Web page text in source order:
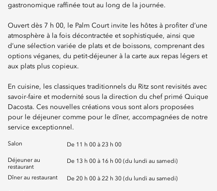
gastronomique raffinée tout au long de la journée.
Ouvert dès 7 h 00, le Palm Court invite les hôtes à profiter d’une
atmosphère à la fois décontractée et sophistiquée, ainsi que
d’une sélection variée de plats et de boissons, comprenant des
options véganes, du petit-déjeuner à la carte aux repas légers et
aux plats plus copieux.
En cuisine, les classiques traditionnels du Ritz sont revisités avec
savoir-faire et modernité sous la direction du chef primé Quique
Dacosta. Ces nouvelles créations vous sont alors proposées
pour le déjeuner comme pour le dîner, accompagnées de notre
service exceptionnel.
Salon De 11 h 00 à 23 h 00
Déjeuner au
restaurant
De 13 h 00 à 16 h 00 (du lundi au samedi)
Dîner au restaurant De 20 h 00 à 22 h 30 (du lundi au samedi)